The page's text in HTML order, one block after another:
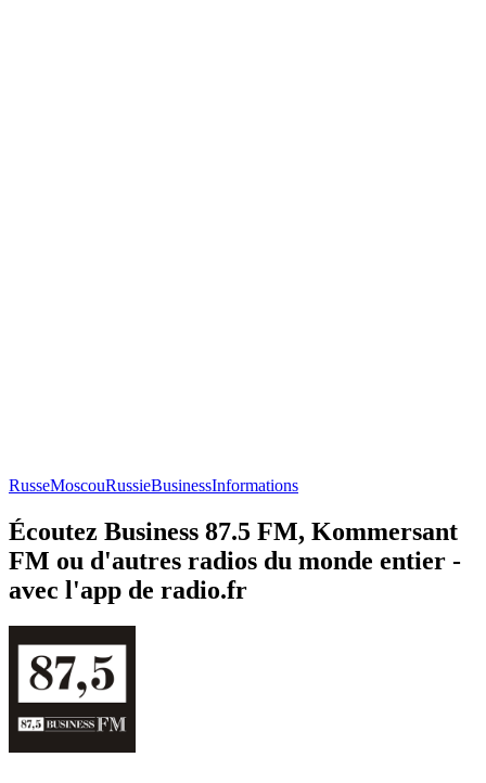
RusseMoscouRussieBusinessInformations
Écoutez Business 87.5 FM, Kommersant
FM ou d'autres radios du monde entier -
avec l'app de radio.fr